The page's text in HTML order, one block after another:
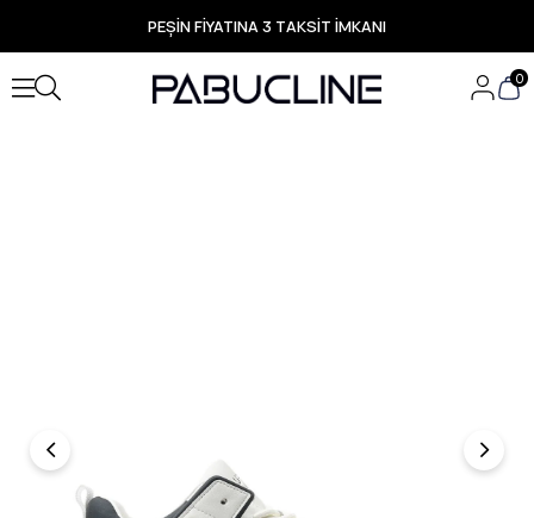
PEŞİN FİYATINA 3 TAKSİT İMKANI
TÜM ÜRÜNLERDE ÜCRETSİZ KARGO
Yeni Sezon Ürünlerde Özel Fırsatlar
Seçili Ürünlerde Hızlı Teslimat
0